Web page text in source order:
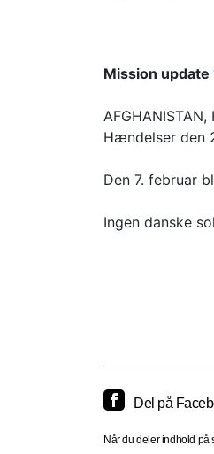
Mission update
AFGHANISTAN,
Hændelser den
Den 7. februar
Ingen danske
Del på
Når du deler indhold